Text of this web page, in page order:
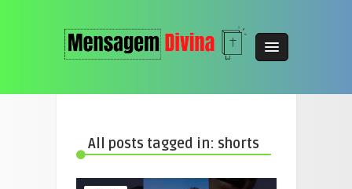
All posts tagged in: shorts